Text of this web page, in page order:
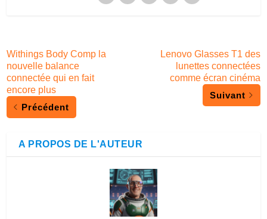
Withings Body Comp la
nouvelle balance
connectée qui en fait
encore plus
Précédent
Lenovo Glasses T1 des
lunettes connectées
comme écran cinéma
Suivant
A PROPOS DE L'AUTEUR